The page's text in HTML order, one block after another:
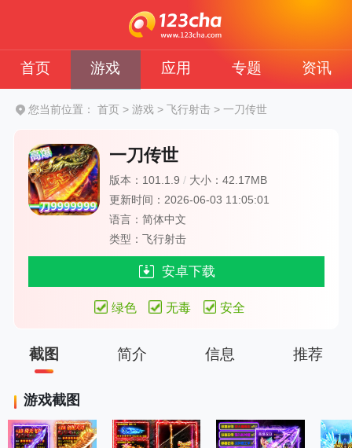
首页 游戏 应用 专题 资讯
您当前位置： 首页 > 游戏 > 飞行射击 >一刀传世
一刀传世
版本：101.1.9/ 大小：42.17MB
更新时间：2026-06-03 11:05:01
语言：简体中文
类型：飞行射击
安卓下载
绿色 无毒 安全
截图 简介 信息 推荐
游戏截图